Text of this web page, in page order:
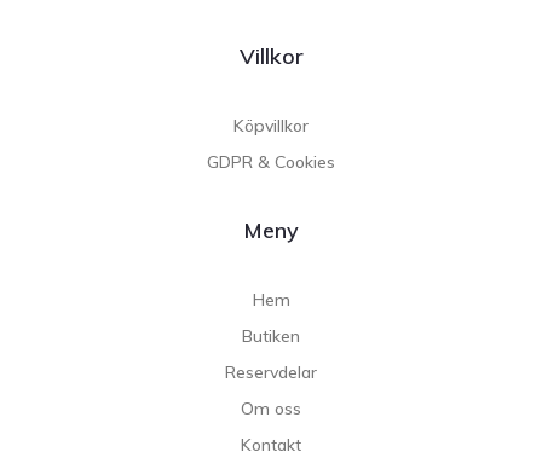
Villkor
Köpvillkor
GDPR & Cookies
Meny
Hem
Butiken
Reservdelar
Om oss
Kontakt